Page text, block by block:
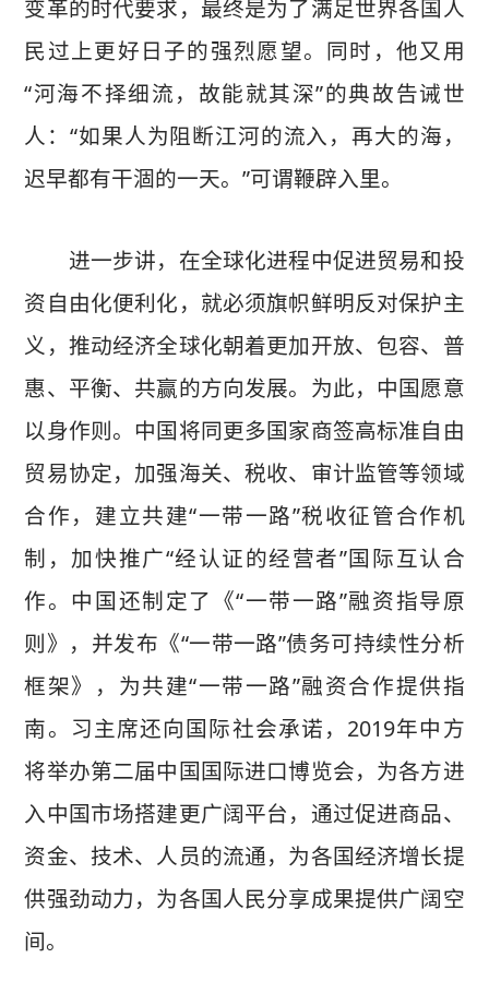
变革的时代要求，最终是为了满足世界各国人
民过上更好日子的强烈愿望。同时，他又用
“河海不择细流，故能就其深”的典故告诫世
人：“如果人为阻断江河的流入，再大的海，
迟早都有干涸的一天。”可谓鞭辟入里。
进一步讲，在全球化进程中促进贸易和投
资自由化便利化，就必须旗帜鲜明反对保护主
义，推动经济全球化朝着更加开放、包容、普
惠、平衡、共赢的方向发展。为此，中国愿意
以身作则。中国将同更多国家商签高标准自由
贸易协定，加强海关、税收、审计监管等领域
合作，建立共建“一带一路”税收征管合作机
制，加快推广“经认证的经营者”国际互认合
作。中国还制定了《“一带一路”融资指导原
则》，并发布《“一带一路”债务可持续性分析
框架》，为共建“一带一路”融资合作提供指
南。习主席还向国际社会承诺，2019年中方
将举办第二届中国国际进口博览会，为各方进
入中国市场搭建更广阔平台，通过促进商品、
资金、技术、人员的流通，为各国经济增长提
供强劲动力，为各国人民分享成果提供广阔空
间。